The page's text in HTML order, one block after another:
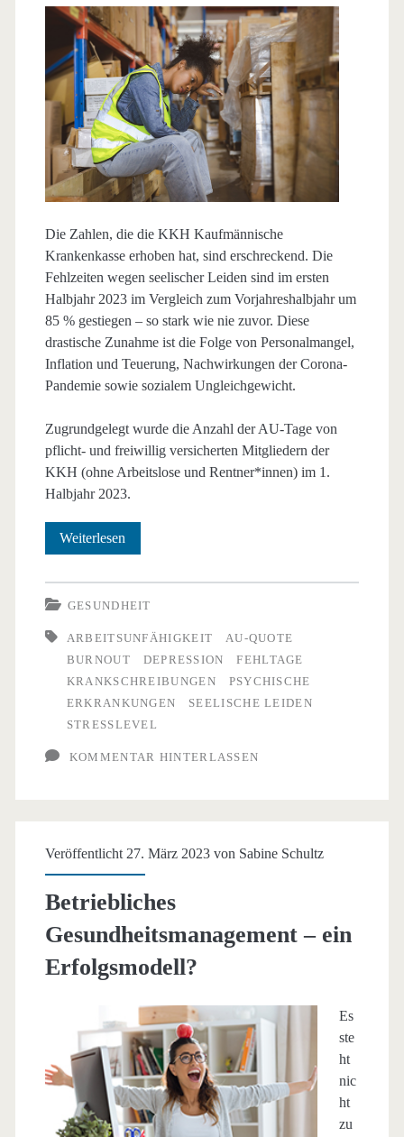
Die Zahlen, die die KKH Kaufmännische
Krankenkasse erhoben hat, sind erschreckend. Die
Fehlzeiten wegen seelischer Leiden sind im ersten
Halbjahr 2023 im Vergleich zum Vorjahreshalbjahr um
85 % gestiegen – so stark wie nie zuvor. Diese
drastische Zunahme ist die Folge von Personalmangel,
Inflation und Teuerung, Nachwirkungen der Corona-
Pandemie sowie sozialem Ungleichgewicht.
Zugrundgelegt wurde die Anzahl der AU-Tage von
pflicht- und freiwillig versicherten Mitgliedern der
KKH (ohne Arbeitslose und Rentner*innen) im 1.
Halbjahr 2023.
Weiterlesen
psychischer
Erkrankungen
stark
angestiegen
GESUNDHEIT
ARBEITSUNFÄHIGKEIT
AU-QUOTE
BURNOUT
DEPRESSION
FEHLTAGE
KRANKSCHREIBUNGEN
PSYCHISCHE
ERKRANKUNGEN
SEELISCHE LEIDEN
STRESSLEVEL
KOMMENTAR HINTERLASSEN
Veröffentlicht 27. März 2023 von Sabine Schultz
Betriebliches
Gesundheitsmanagement – ein
Erfolgsmodell?
Es
ste
ht
nic
ht
zu